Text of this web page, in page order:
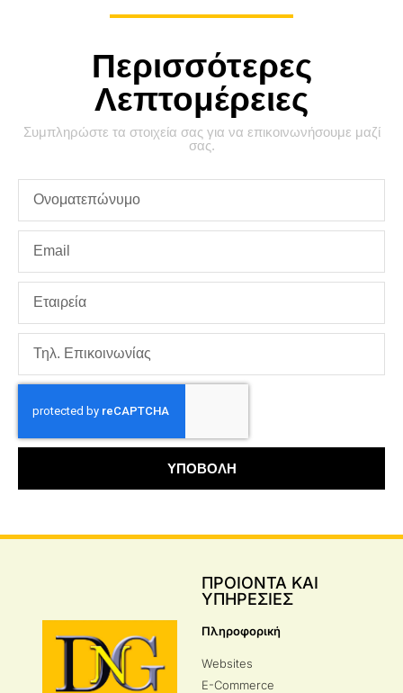
Περισσότερες
Λεπτομέρειες
Συμπληρώστε τα στοιχεία σας για να επικοινωνήσουμε μαζί
σας.
ΥΠΟΒΟΛΗ
ΠΡΟΙΟΝΤΑ ΚΑΙ
ΥΠΗΡΕΣΙΕΣ
Πληροφορική
Websites
E-Commerce